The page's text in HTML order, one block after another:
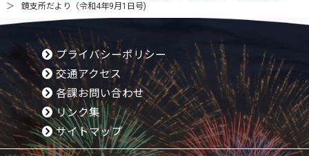
鏡支所だより（令和4年9月1日号)
プライバシーポリシー
交通アクセス
各課お問い合わせ
リンク集
サイトマップ